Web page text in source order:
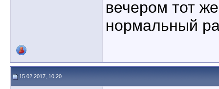
вечером тот
нормальный
15.02.2017, 10:20